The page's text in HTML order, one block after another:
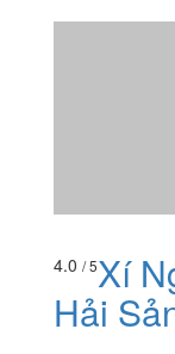
4.0 / 5Xí
Hải